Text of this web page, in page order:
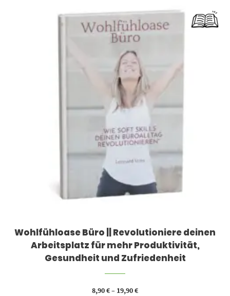
Wohlfühloase Büro || Revolutioniere deinen
Arbeitsplatz für mehr Produktivität,
Gesundheit und Zufriedenheit
8,90€– 19,90€